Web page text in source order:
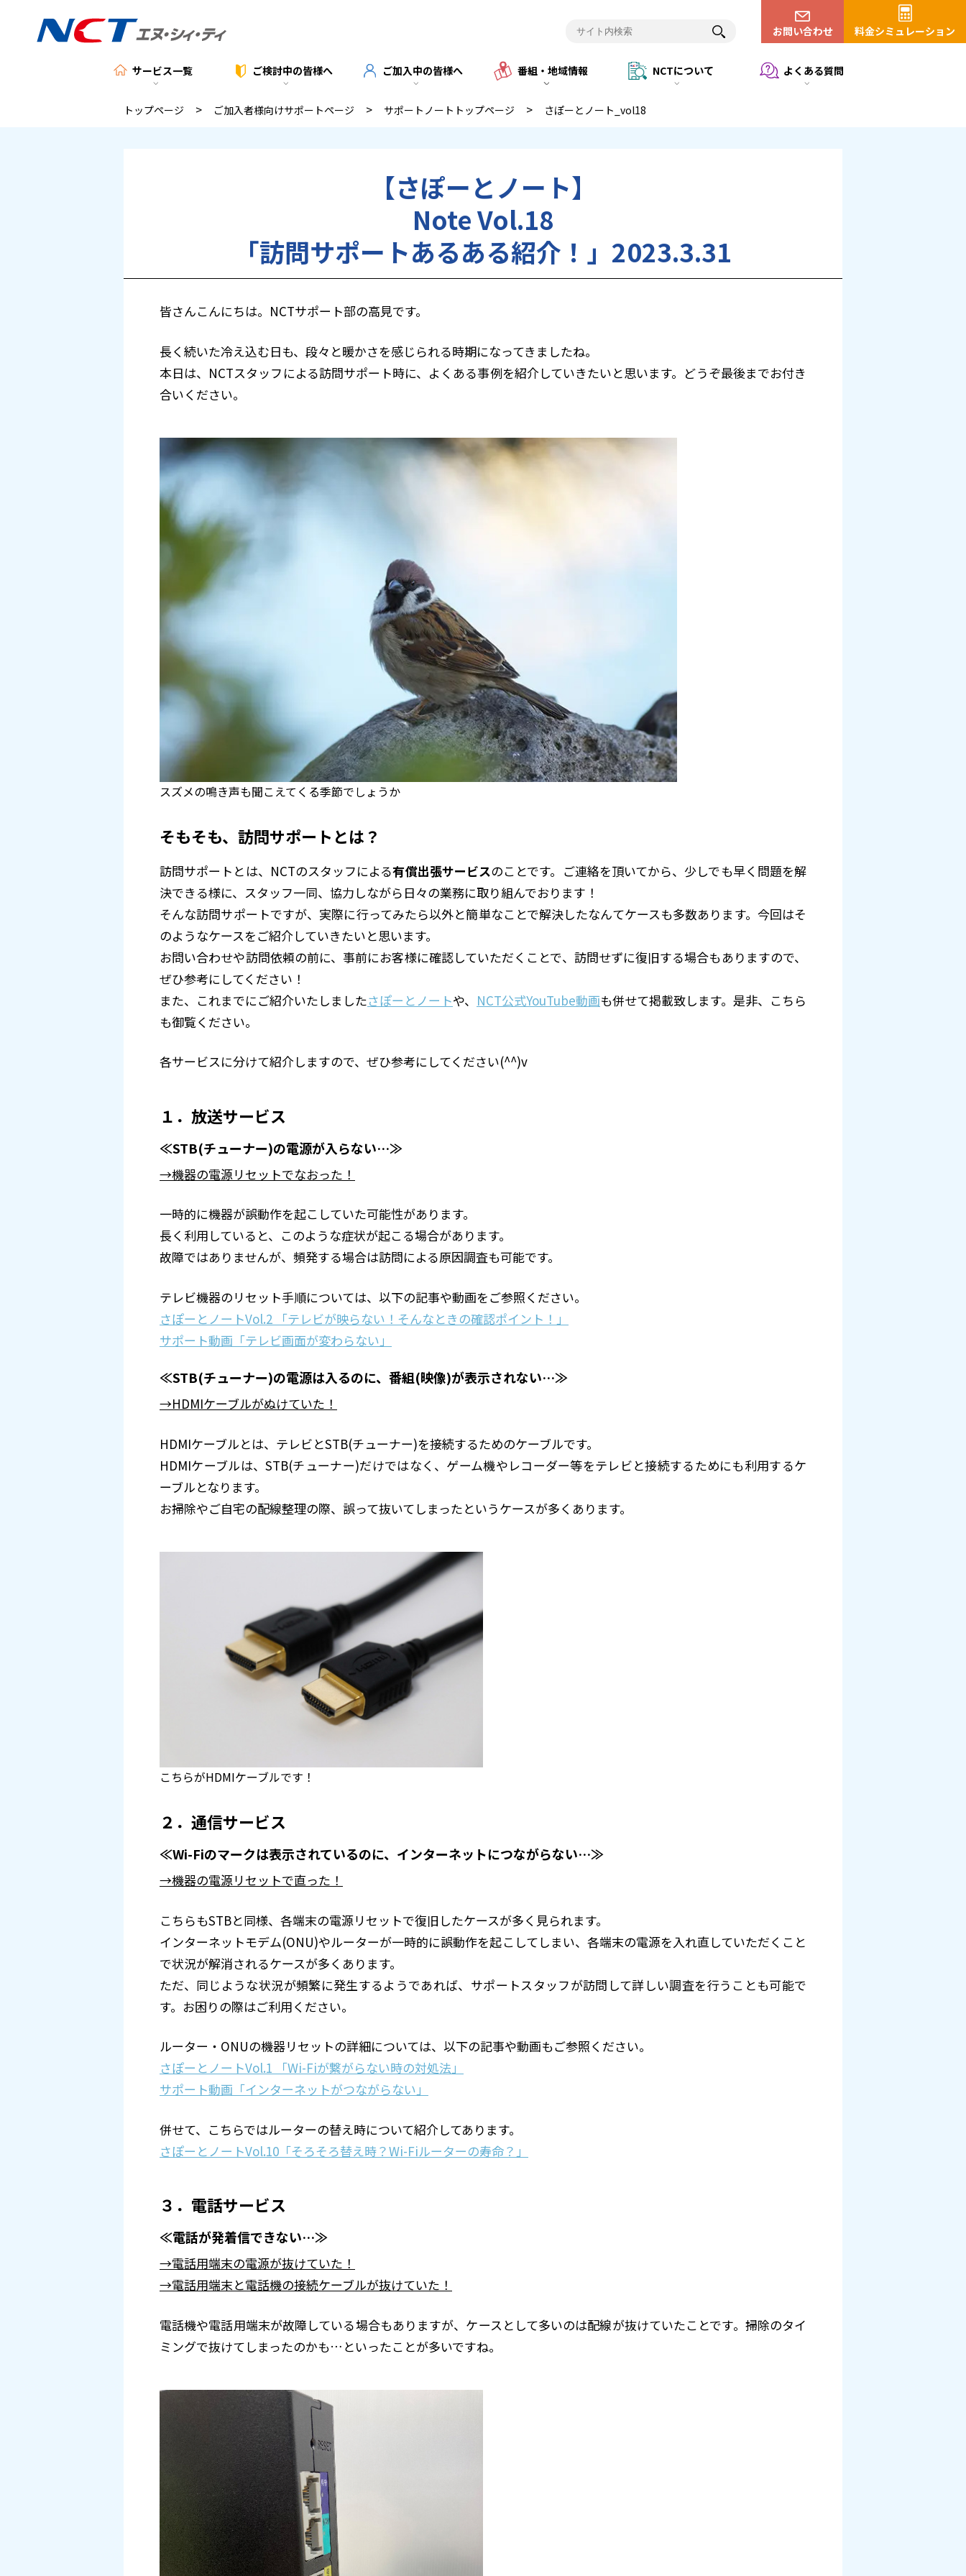
お問い合わせ 料金シミュレーション
サービス一覧 ご検討中の皆様へ ご加入中の皆様へ 番組・地域情報 NCTについて よくある質問
トップページ > ご加入者様向けサポートページ > サポートノートトップページ > さぽーとノート_vol18
【さぽーとノート】
Note Vol.18
「訪問サポートあるある紹介！」2023.3.31
皆さんこんにちは。NCTサポート部の高見です。
長く続いた冷え込む日も、段々と暖かさを感じられる時期になってきましたね。
本日は、NCTスタッフによる訪問サポート時に、よくある事例を紹介していきたいと思います。どうぞ最後までお付き
合いください。
スズメの鳴き声も聞こえてくる季節でしょうか
そもそも、訪問サポートとは？
訪問サポートとは、NCTのスタッフによる有償出張サービスのことです。ご連絡を頂いてから、少しでも早く問題を解
決できる様に、スタッフ一同、協力しながら日々の業務に取り組んでおります！
そんな訪問サポートですが、実際に行ってみたら以外と簡単なことで解決したなんてケースも多数あります。今回はそ
のようなケースをご紹介していきたいと思います。
お問い合わせや訪問依頼の前に、事前にお客様に確認していただくことで、訪問せずに復旧する場合もありますので、
ぜひ参考にしてください！
また、これまでにご紹介いたしましたさぽーとノートや、 NCT公式YouTube動画も併せて掲載致します。是非、こちら
も御覧ください。
各サービスに分けて紹介しますので、ぜひ参考にしてください(^^)v
１．放送サービス
≪STB(チューナー)の電源が入らない…≫
→機器の電源リセットでなおった！
一時的に機器が誤動作を起こしていた可能性があります。
長く利用していると、このような症状が起こる場合があります。
故障ではありませんが、頻発する場合は訪問による原因調査も可能です。
テレビ機器のリセット手順については、以下の記事や動画をご参照ください。
さぽーとノートVol.2 「テレビが映らない！そんなときの確認ポイント！」
サポート動画「テレビ画面が変わらない」
≪STB(チューナー)の電源は入るのに、番組(映像)が表示されない…≫
→HDMIケーブルがぬけていた！
HDMIケーブルとは、テレビとSTB(チューナー)を接続するためのケーブルです。
HDMIケーブルは、STB(チューナー)だけではなく、ゲーム機やレコーダー等をテレビと接続するためにも利用するケ
ーブルとなります。
お掃除やご自宅の配線整理の際、誤って抜いてしまったというケースが多くあります。
こちらがHDMIケーブルです！
２．通信サービス
≪Wi-Fiのマークは表示されているのに、インターネットにつながらない…≫
→機器の電源リセットで直った！
こちらもSTBと同様、各端末の電源リセットで復旧したケースが多く見られます。
インターネットモデム(ONU)やルーターが一時的に誤動作を起こしてしまい、各端末の電源を入れ直していただくこと
で状況が解消されるケースが多くあります。
ただ、同じような状況が頻繁に発生するようであれば、サポートスタッフが訪問して詳しい調査を行うことも可能で
す。お困りの際はご利用ください。
ルーター・ONUの機器リセットの詳細については、以下の記事や動画もご参照ください。
さぽーとノートVol.1 「Wi-Fiが繋がらない時の対処法」
サポート動画「インターネットがつながらない」
併せて、こちらではルーターの替え時について紹介してあります。
さぽーとノートVol.10「そろそろ替え時？Wi-Fiルーターの寿命？」
３．電話サービス
≪電話が発着信できない…≫
→電話用端末の電源が抜けていた！
→電話用端末と電話機の接続ケーブルが抜けていた！
電話機や電話用端末が故障している場合もありますが、ケースとして多いのは配線が抜けていたことです。掃除のタイ
ミングで抜けてしまったのかも…といったことが多いですね。